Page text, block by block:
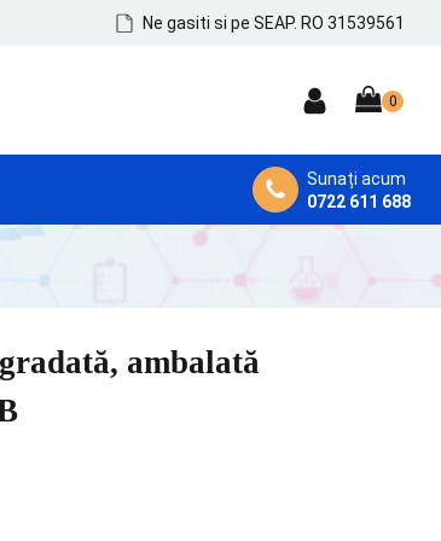
Ne gasiti si pe SEAP. RO 31539561
MEDICALI
de Mâini, Piele și Tegumente
Instrumentar
Suprafețe și MicroAeroflora
Sunați acum
0722 611 688
ambalată